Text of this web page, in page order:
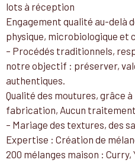
lots à réception
Engagement qualité au-delà
physique, microbiologique et
– Procédés traditionnels,
notre objectif : préserver,
authentiques.
Qualité des moutures, grâce
fabrication, Aucun
– Mariage des textures, des
Expertise : Création de
200 mélanges maison : Curry,